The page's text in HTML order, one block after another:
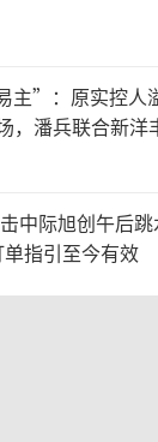
一过，九
九芝堂净利
售遇阻，九
绩突然衰
主”：原实控人
潘兵联合新洋
中际旭创午后跳
指引至今有效